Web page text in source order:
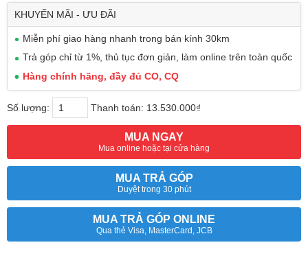
KHUYẾN MÃI - ƯU ĐÃI
Miễn phí giao hàng nhanh trong bán kính 30km
Trả góp chỉ từ 1%, thủ tục đơn giản, làm online trên toàn quốc
Hàng chính hãng, đầy đủ CO, CQ
Số lượng: Thanh toán: 13.530.000₫
MUA NGAY
Mua online hoặc tại cửa hàng
MUA TRẢ GÓP
Duyệt trong 30 phút
MUA TRẢ GÓP ONLINE
Qua thẻ Visa, MasterCard, JCB